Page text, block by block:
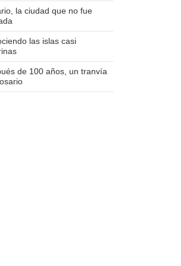
la ciudad que no fue
las islas casi
de 100 años, un tranvía